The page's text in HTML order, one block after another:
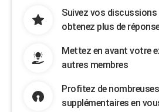
Suivez vos
obtenez plus de
Mettez en avant votre
autres membres
Profitez de
supplémentaires en